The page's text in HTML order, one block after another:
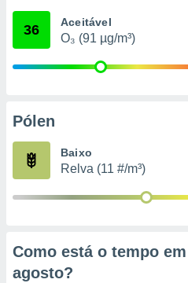
através
estudos
1199
36 Aceitável
O₃ (91 µg/m³)
Pólen
Baixo
Relva (11 #/m³)
Como está o tempo
agosto?